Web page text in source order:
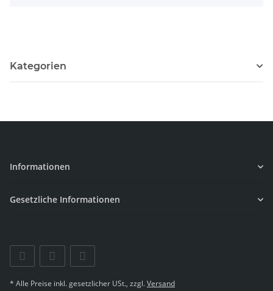
Kategorien
Informationen
Gesetzliche Informationen
* Alle Preise inkl. gesetzlicher USt., zzgl.Versand